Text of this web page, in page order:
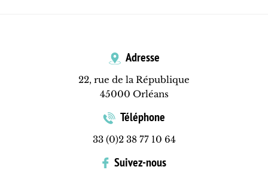
Adresse
22, rue de la République
45000 Orléans
Téléphone
33 (0)2 38 77 10 64
Suivez-nous